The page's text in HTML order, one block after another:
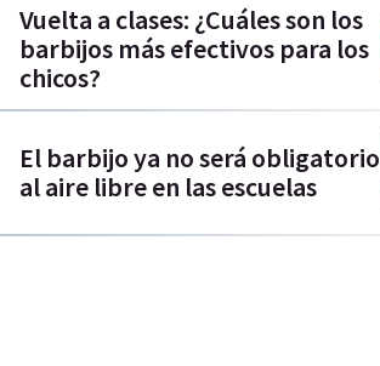
Vuelta a clases: ¿Cuáles son los
barbijos más efectivos para los
chicos?
El barbijo ya no será obligatorio
al aire libre en las escuelas